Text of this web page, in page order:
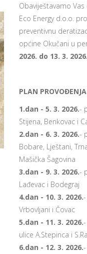
Obaviještavamo
Eco Energy d.o.o.
preventivnu
općine Okučani u
2026. do 13. 3. 2026.
PLAN
1.dan - 5. 3. 2026.-
Stijena, Benkovac i
2.dan - 6. 3. 2026.-
Bobare, Lještani,
Mašička Šagovina
3.dan - 9. 3. 2026.-
Lađevac i Bodegraj
4.dan - 10. 3. 2026.
Vrbovljani i Čovac
5.dan - 11. 3. 2026.
ulice A.Stepinca i
6.dan - 12. 3. 2026.